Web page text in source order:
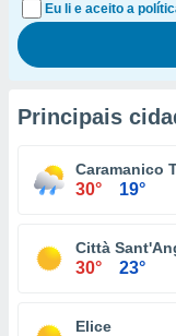
Eu li e aceito a
Principais
Caramanico
30° 19°
Città
30° 23°
Elice